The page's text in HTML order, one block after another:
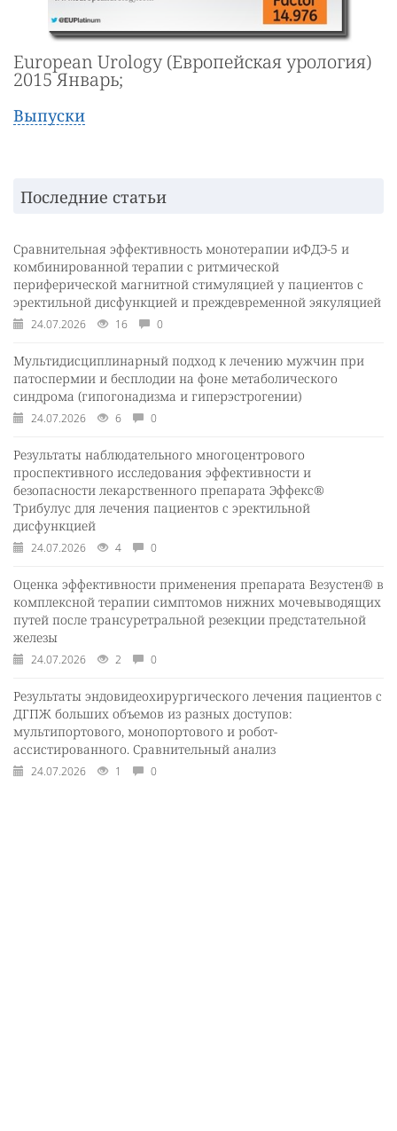
European Urology (Европейская урология)
2015 Январь;
Выпуски
Последние статьи
Сравнительная эффективность монотерапии иФДЭ-5 и
комбинированной терапии с ритмической
периферической магнитной стимуляцией у пациентов с
эректильной дисфункцией и преждевременной эякуляцией
24.07.2026 16 0
Мультидисциплинарный подход к лечению мужчин при
патоспермии и бесплодии на фоне метаболического
синдрома (гипогонадизма и гиперэстрогении)
24.07.2026 6 0
Результаты наблюдательного многоцентрового
проспективного исследования эффективности и
безопасности лекарственного препарата Эффекс®
Трибулус для лечения пациентов с эректильной
дисфункцией
24.07.2026 4 0
Оценка эффективности применения препарата Везустен® в
комплексной терапии симптомов нижних мочевыводящих
путей после трансуретральной резекции предстательной
железы
24.07.2026 2 0
Результаты эндовидеохирургического лечения пациентов с
ДГПЖ больших объемов из разных доступов:
мультипортового, монопортового и робот-
ассистированного. Сравнительный анализ
24.07.2026 1 0